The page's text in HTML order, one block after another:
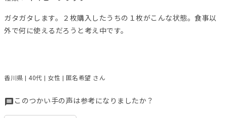
ガタガタします。２枚購入したうちの１枚がこんな状態。食事以
外で何に使えるだろうと考え中です。
香川県 | 40代 | 女性 | 匿名希望 さん
このつかい手の声は参考になりましたか？